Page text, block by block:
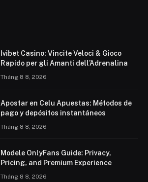
Ivibet Casino: Vincite Veloci & Gioco
Rapido per gli Amanti dell’Adrenalina
Tháng 8 8, 2026
Apostar en Celu Apuestas: Métodos de
pago y depósitos instantáneos
Tháng 8 8, 2026
Modele OnlyFans Guide: Privacy,
Pricing, and Premium Experience
Tháng 8 8, 2026